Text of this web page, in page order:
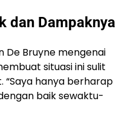
dan Dampaknya
De Bruyne mengenai
situasi ini sulit
“Saya hanya berharap
baik sewaktu-